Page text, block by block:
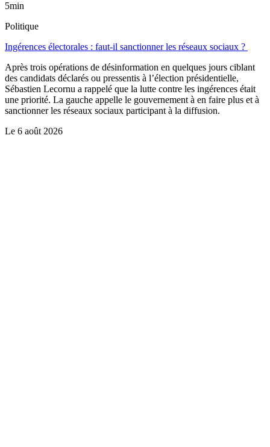
5min
Politique
Ingérences électorales : faut-il sanctionner les réseaux sociaux ?
Après trois opérations de désinformation en quelques jours ciblant
des candidats déclarés ou pressentis à l’élection présidentielle,
Sébastien Lecornu a rappelé que la lutte contre les ingérences était
une priorité. La gauche appelle le gouvernement à en faire plus et à
sanctionner les réseaux sociaux participant à la diffusion.
Le 6 août 2026